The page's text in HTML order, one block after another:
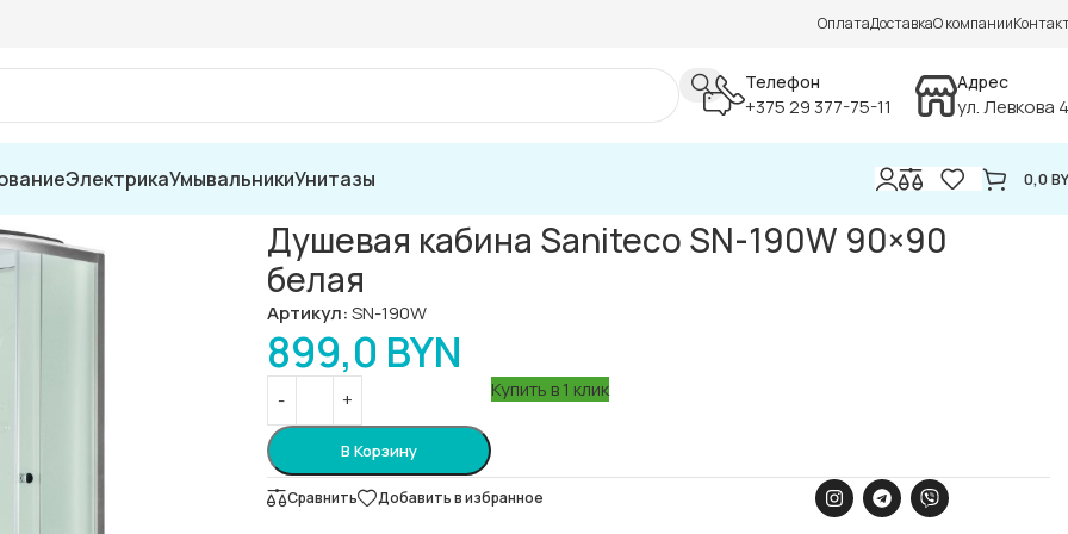
ОплатаДоставкаО компании
Телефон
+375 29 377-75-11
Адрес
ул. Левкова
ЭлектрикаУмывальникиУнитазы 0,0
Душевая кабина Saniteco SN-190W 90×90
белая
Артикул:SN-190W
899,0 BYN
В Корзину
Купить в 1 клик
Сравнить Добавить в избранное